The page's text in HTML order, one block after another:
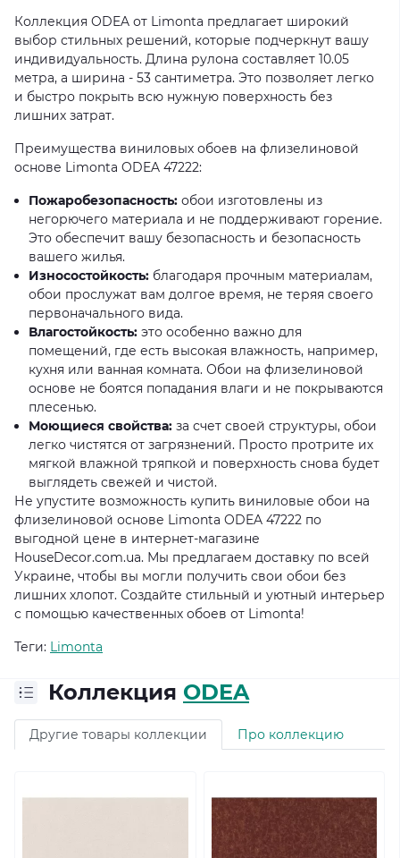
Коллекция ODEA от Limonta предлагает широкий
выбор стильных решений, которые подчеркнут вашу
индивидуальность. Длина рулона составляет 10.05
метра, а ширина - 53 сантиметра. Это позволяет легко
и быстро покрыть всю нужную поверхность без
лишних затрат.
Преимущества виниловых обоев на флизелиновой
основе Limonta ODEA 47222:
Пожаробезопасность: обои изготовлены из
негорючего материала и не поддерживают горение.
Это обеспечит вашу безопасность и безопасность
вашего жилья.
Износостойкость: благодаря прочным материалам,
обои прослужат вам долгое время, не теряя своего
первоначального вида.
Влагостойкость: это особенно важно для
помещений, где есть высокая влажность, например,
кухня или ванная комната. Обои на флизелиновой
основе не боятся попадания влаги и не покрываются
плесенью.
Моющиеся свойства: за счет своей структуры, обои
легко чистятся от загрязнений. Просто протрите их
мягкой влажной тряпкой и поверхность снова будет
выглядеть свежей и чистой.
Не упустите возможность купить виниловые обои на
флизелиновой основе Limonta ODEA 47222 по
выгодной цене в интернет-магазине
HouseDecor.com.ua. Мы предлагаем доставку по всей
Украине, чтобы вы могли получить свои обои без
лишних хлопот. Создайте стильный и уютный интерьер
с помощью качественных обоев от Limonta!
Теги: Limonta
Коллекция ODEA
Другие товары коллекции Про коллекцию